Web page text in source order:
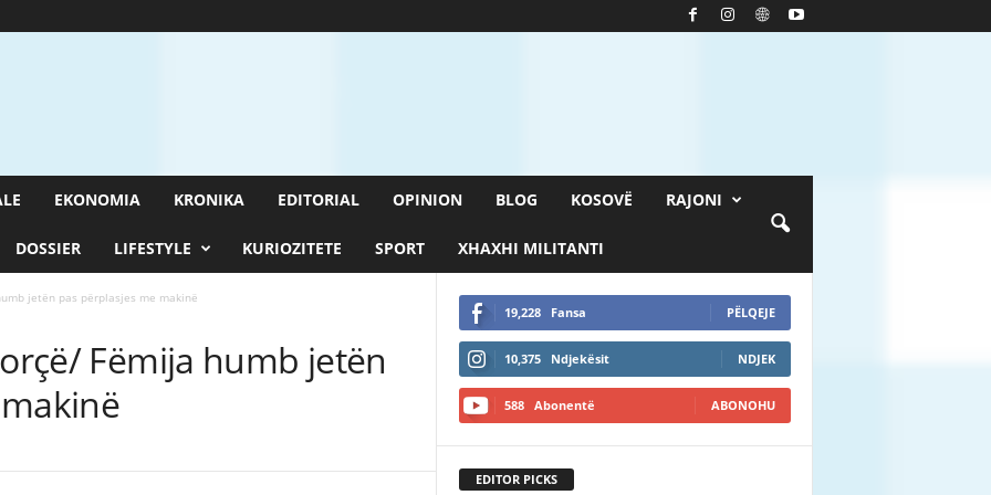
EKONOMIA KRONIKA EDITORIAL OPINION BLOG KOSOVË RAJONI
DOSSIER LIFESTYLE KURIOZITETE SPORT XHAXHI MILITANTI
jetën pas përplasjes me makinë
Fëmija humb jetën
19,228 Fansa PËLQEJE
10,375 Ndjekësit NDJEK
588 Abonentë ABONOHU
EDITOR PICKS